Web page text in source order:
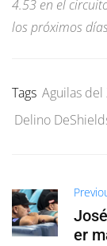
4.53 en el
los próximos
Tags Aguilas del
Delino
er